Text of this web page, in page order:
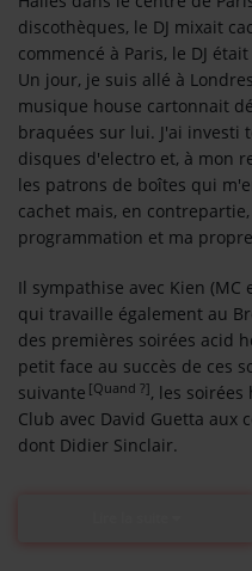
Se connecter
discothèques, le DJ mixait
commencé à Paris, le DJ
Un jour, je suis allé à
musique house cartonnait
braquées sur lui. J'ai investi
disques d'electro et, à mon
les patrons de boîtes qui
cachet mais, en
programmation et ma
Il sympathise avec Kien
qui travaille également au
des premières soirées acid
petit face au succès de ces
suivante [Quand ?], les
Club avec David Guetta aux
dont Didier Sinclair.